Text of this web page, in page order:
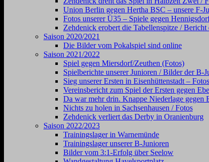
Union Berlin gegen Hertha BSC – unsere F-
Fotos unserer Ü35 – Spiele gegen
Zehdenick erobert die Tabellenspitze /
Saison 2020/2021
Die Bilder vom Pokalspiel sind online
Saison 2021/2022
Spiel gegen Miersdorf/Zeuthen (Fotos)
Spielberichte unserer Junioren / Bilder der B-
Sieg unserer Ersten in Eisenhüttenstadt – Fotos
Vereinsbericht zum Spiel der Ersten gegen
Da war mehr drin. Knappe Niederlage gegen
Nichts zu holen in Sachsenhausen / Fotos
Zehdenick verliert das Derby in Oranienburg
Saison 2022/2023
Trainingslager in Warnemünde
Trainingslager unserer B-Junioren
Bilder vom 3:1-Erfolg über Seelow